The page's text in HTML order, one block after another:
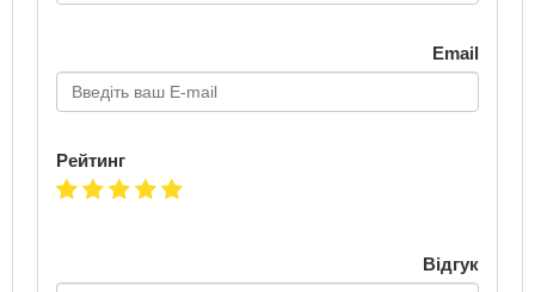
Email
Рейтинг
Відгук